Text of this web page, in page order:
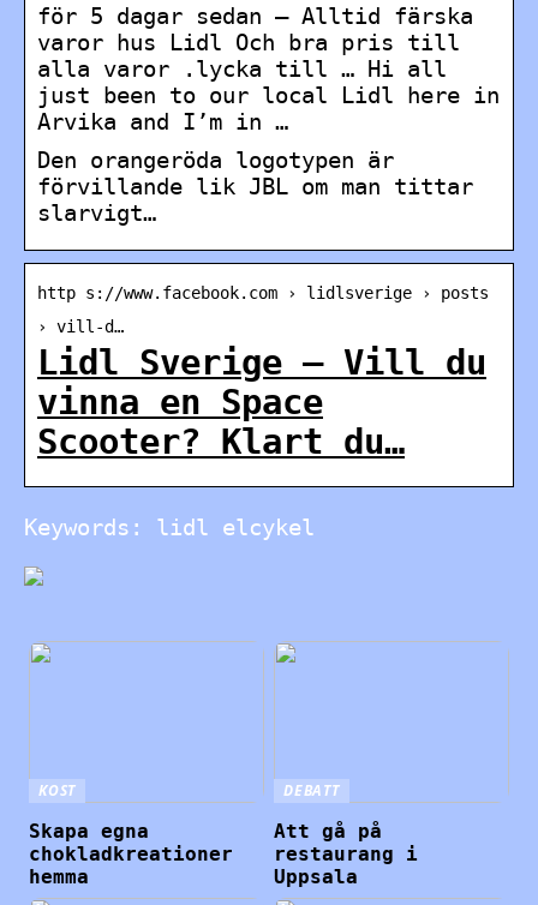
för 5 dagar sedan — Alltid färska
varor hus Lidl Och bra pris till
alla varor .lycka till … Hi all
just been to our local Lidl here in
Arvika and I’m in …
Den orangeröda logotypen är
förvillande lik JBL om man tittar
slarvigt…
http s://www.facebook.com › lidlsverige › posts
› vill-d…
Lidl Sverige – Vill du
vinna en Space
Scooter? Klart du…
Keywords: lidl elcykel
KOST
Skapa egna
chokladkreationer
hemma
DEBATT
Att gå på
restaurang i
Uppsala